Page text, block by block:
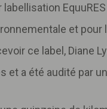
et
ce label, Diane
et a été audité par